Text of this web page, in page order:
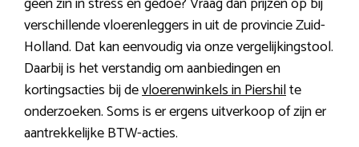
verschillende vloerenleggers in uit de provincie Zuid-
Holland. Dat kan eenvoudig via onze vergelijkingstool.
Daarbij is het verstandig om aanbiedingen en
kortingsacties bij devloerenwinkels in Piershilte
onderzoeken. Soms is er ergens uitverkoop of zijn er
aantrekkelijke BTW-acties.